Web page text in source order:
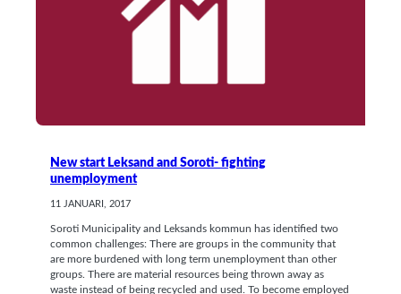
New start Leksand and Soroti- fighting
unemployment
11 JANUARI, 2017
Soroti Municipality and Leksands kommun has identified two
common challenges: There are groups in the community that
are more burdened with long term unemployment than other
groups. There are material resources being thrown away as
waste instead of being recycled and used. To become employed